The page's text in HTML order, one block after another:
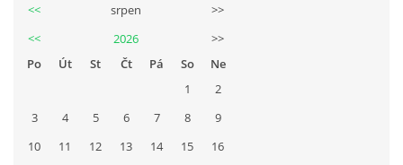
<< srpen
>>
<<
2026
>>
Po
Út St Čt Pá So
Ne
1
2
3
4 5 6 7 8
9
10
11 12 13 14 15 16